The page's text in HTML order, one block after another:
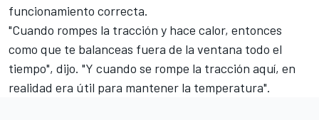
funcionamiento correcta.
"Cuando rompes la tracción y hace calor, entonces
como que te balanceas fuera de la ventana todo el
tiempo", dijo. "Y cuando se rompe la tracción aquí, en
realidad era útil para mantener la temperatura".